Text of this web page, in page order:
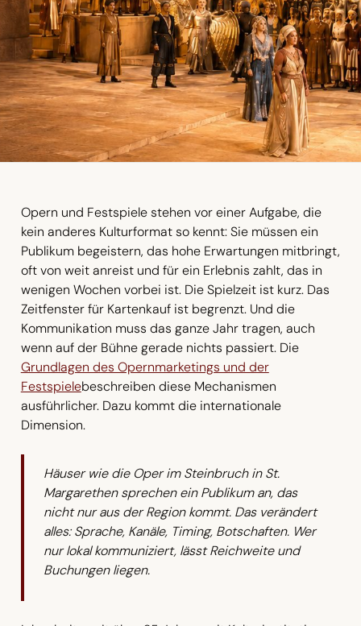
Opern und Festspiele stehen vor einer Aufgabe, die
kein anderes Kulturformat so kennt: Sie müssen ein
Publikum begeistern, das hohe Erwartungen mitbringt,
oft von weit anreist und für ein Erlebnis zahlt, das in
wenigen Wochen vorbei ist. Die Spielzeit ist kurz. Das
Zeitfenster für Kartenkauf ist begrenzt. Und die
Kommunikation muss das ganze Jahr tragen, auch
wenn auf der Bühne gerade nichts passiert. Die
Grundlagen des Opernmarketings und der
Festspielebeschreiben diese Mechanismen
ausführlicher. Dazu kommt die internationale
Dimension.
Häuser wie die Oper im Steinbruch in St.
Margarethen sprechen ein Publikum an, das
nicht nur aus der Region kommt. Das verändert
alles: Sprache, Kanäle, Timing, Botschaften. Wer
nur lokal kommuniziert, lässt Reichweite und
Buchungen liegen.